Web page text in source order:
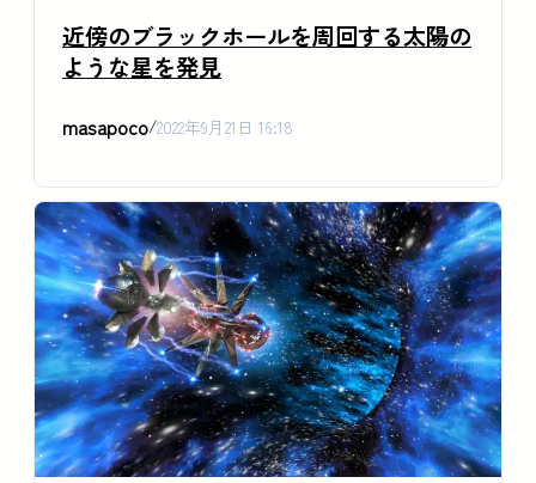
近傍のブラックホールを周回する太陽の
ような星を発見
masapoco/2022年9月21日 16:18